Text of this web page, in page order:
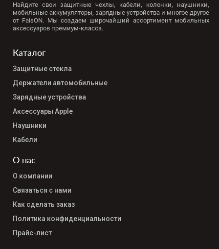
Найдите свои защитные чехлы, кабели, колонки, наушники,
мобильные аккумуляторы, зарядные устройства и многое другое
от FaisON. Мы создаем широчайший ассортимент мобильных
аксессуаров премиум-класса.
Каталог
Защитные стекла
Держатели автомобильные
Зарядные устройства
Аксессуары Apple
Наушники
Кабели
О нас
О компании
Связаться с нами
Как сделать заказ
Политика конфиденциальности
Прайс-лист